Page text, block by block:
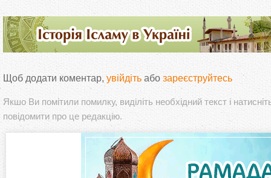
Щоб додати коментар,увійдіть або зареєструйтесь
Якшо Ви помітили помилку, виділіть необхідний текст і
повідомити про це редакцію.